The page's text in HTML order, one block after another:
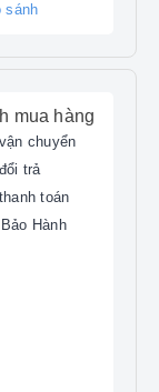
4K,
linh
và
và có
giúp
đối
sánh
mua hàng
chuyển
trả
toán
Hành